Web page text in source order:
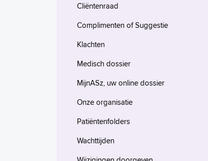
Cliëntenraad
Complimenten of Suggestie
Klachten
Medisch dossier
MijnASz, uw online dossier
Onze organisatie
Patiëntenfolders
Wachttijden